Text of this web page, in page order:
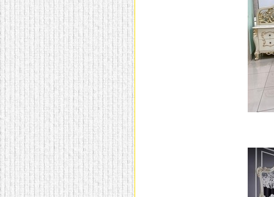
домашнем использовании.
Эта мебель имеет
некоторые преимущества
перед той же стенкой для
гостиной, к примеру,
поскольку она более
легкая и не загромождает
пространство. В спальне
этот предмет можно
поставить у изголовья
кровати, чтобы заполнить
пустующее там
место. Также стеллажи
очень часто используют в
качестве разграничителей
комнаты, например, на
рабочую зону и
пространство для отдыха.
Особенно это актуально
для однокомнатных
квартир.